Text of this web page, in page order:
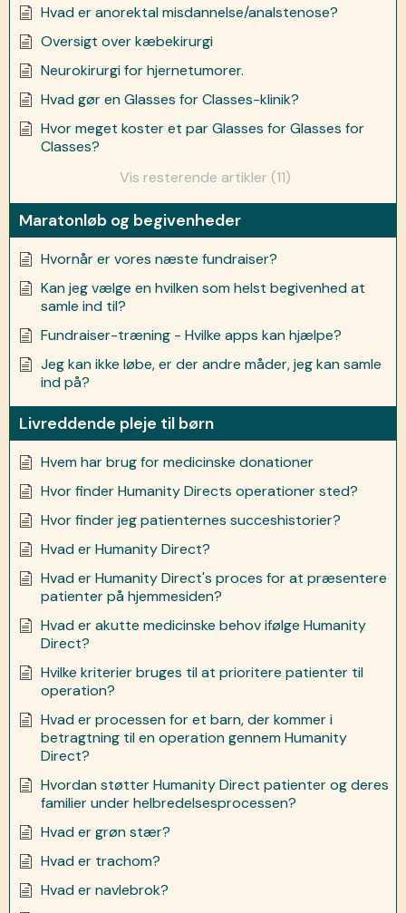
Hvad er anorektal misdannelse/analstenose?
Oversigt over kæbekirurgi
Neurokirurgi for hjernetumorer.
Hvad gør en Glasses for Classes-klinik?
Hvor meget koster et par Glasses for Glasses for
Classes?
Vis resterende artikler (11)
Maratonløb og begivenheder
Hvornår er vores næste fundraiser?
Kan jeg vælge en hvilken som helst begivenhed at
samle ind til?
Fundraiser-træning - Hvilke apps kan hjælpe?
Jeg kan ikke løbe, er der andre måder, jeg kan samle
ind på?
Livreddende pleje til børn
Hvem har brug for medicinske donationer
Hvor finder Humanity Directs operationer sted?
Hvor finder jeg patienternes succeshistorier?
Hvad er Humanity Direct?
Hvad er Humanity Direct's proces for at præsentere
patienter på hjemmesiden?
Hvad er akutte medicinske behov ifølge Humanity
Direct?
Hvilke kriterier bruges til at prioritere patienter til
operation?
Hvad er processen for et barn, der kommer i
betragtning til en operation gennem Humanity
Direct?
Hvordan støtter Humanity Direct patienter og deres
familier under helbredelsesprocessen?
Hvad er grøn stær?
Hvad er trachom?
Hvad er navlebrok?